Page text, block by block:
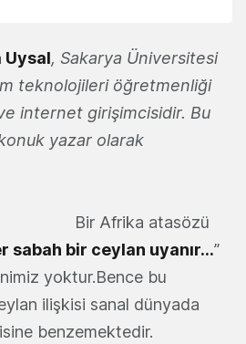
Uysal, Sakarya Üniversitesi
teknolojileri öğretmenliği
internet girişimcisidir. Bu
konuk yazar olarak
Bir Afrika atasözü
sabah bir ceylan uyanır...”
yoktur.Bence bu
ilişkisi sanal dünyada
benzemektedir.